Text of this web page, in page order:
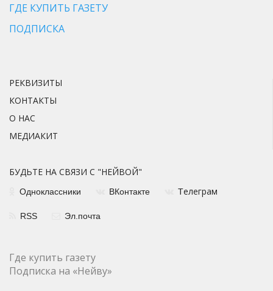
ГДЕ КУПИТЬ ГАЗЕТУ
ПОДПИСКА
РЕКВИЗИТЫ
КОНТАКТЫ
О НАС
МЕДИАКИТ
БУДЬТЕ НА СВЯЗИ С "НЕЙВОЙ"
Одноклассники ВКонтакте Телеграм
RSS Эл.почта
Где купить газету
Подписка на «Нейву»